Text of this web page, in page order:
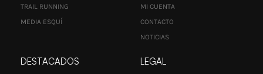
TRAIL RUNNING
MEDIA ESQUÍ
MI CUENTA
CONTACTO
NOTICIAS
DESTACADOS LEGAL